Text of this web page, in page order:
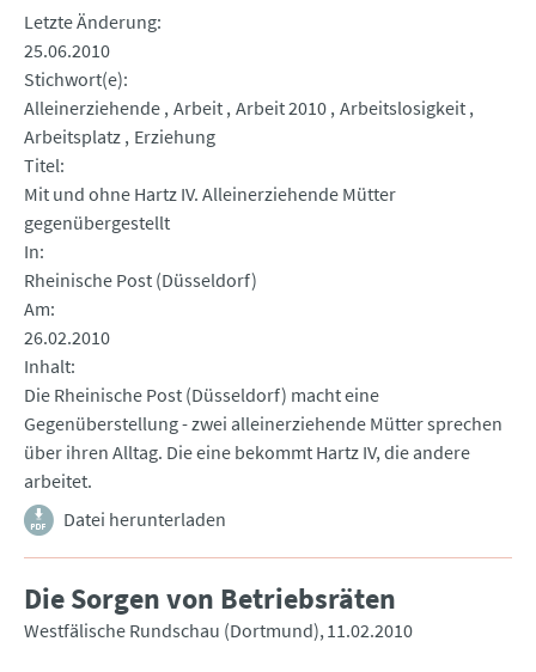
Letzte Änderung
25.06.2010
Stichwort(e)
Alleinerziehende Arbeit Arbeit 2010 Arbeitslosigkeit
Arbeitsplatz Erziehung
Titel
Mit und ohne Hartz IV. Alleinerziehende Mütter
gegenübergestellt
In
Rheinische Post (Düsseldorf)
Am
26.02.2010
Inhalt
Die Rheinische Post (Düsseldorf) macht eine
Gegenüberstellung - zwei alleinerziehende Mütter sprechen
über ihren Alltag. Die eine bekommt Hartz IV, die andere
arbeitet.
Datei herunterladen
Die Sorgen von Betriebsräten
Westfälische Rundschau (Dortmund) 11.02.2010